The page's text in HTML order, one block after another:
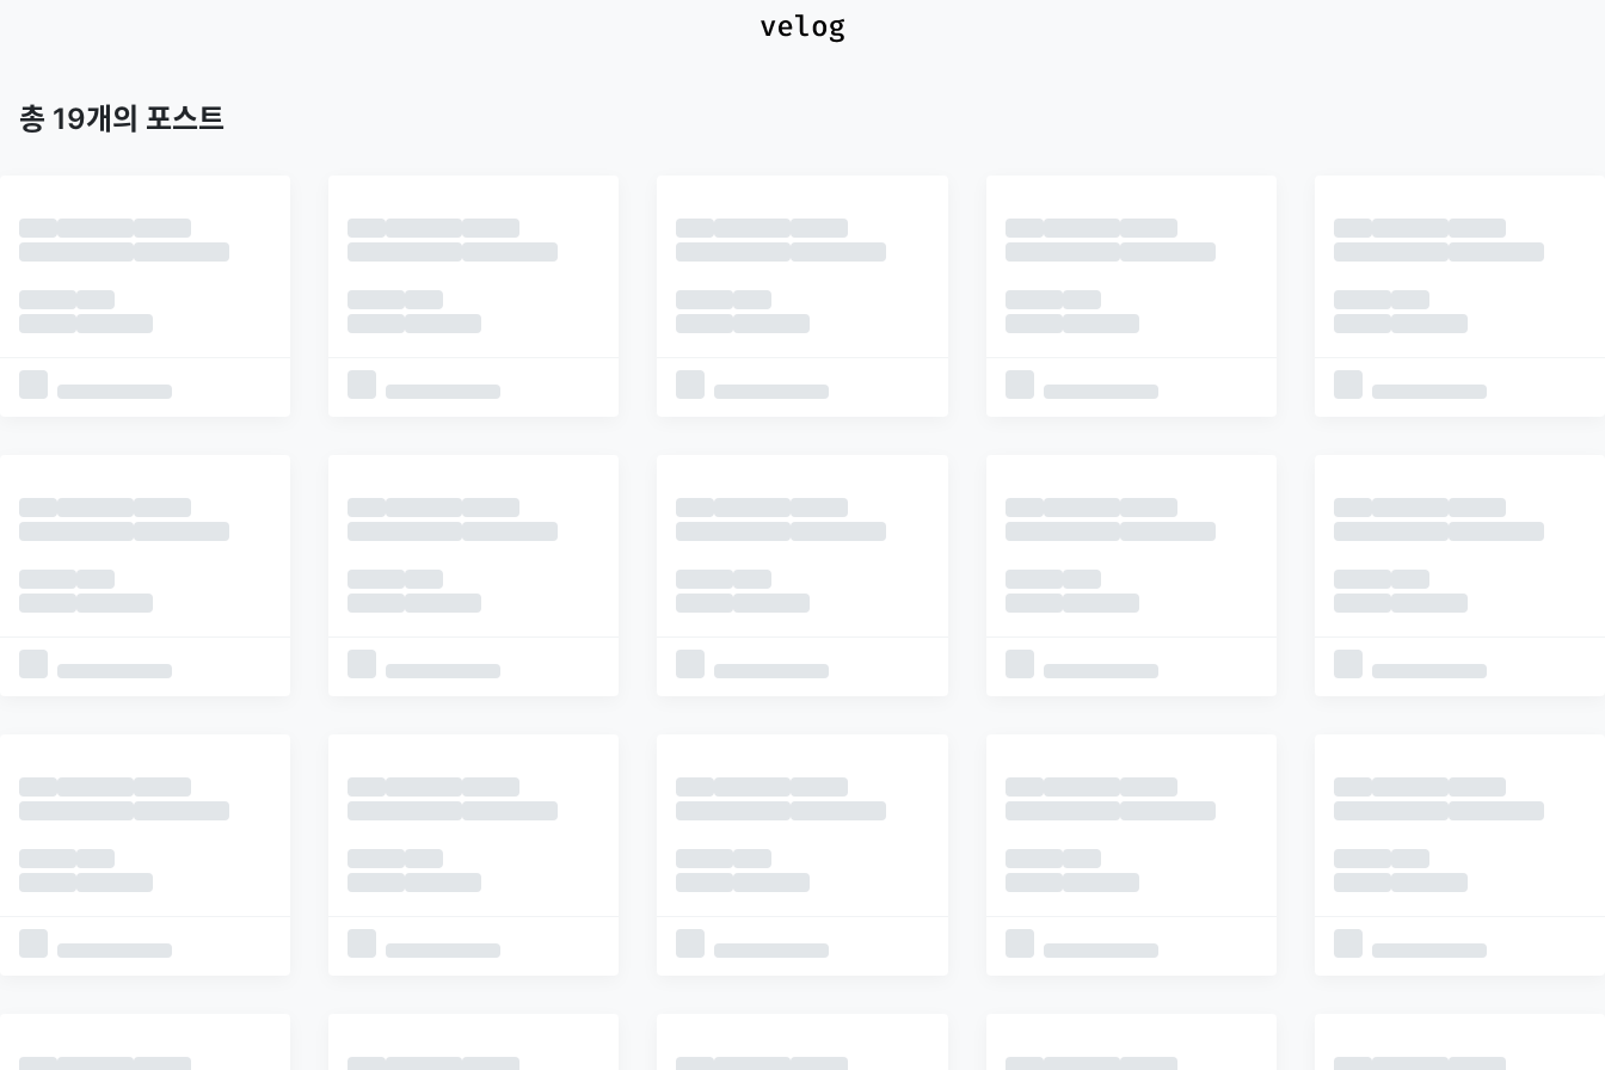
트렌딩 추천 최신 피드
총 19개의 포스트